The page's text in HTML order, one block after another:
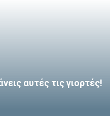
αυτές τις γιορτές!